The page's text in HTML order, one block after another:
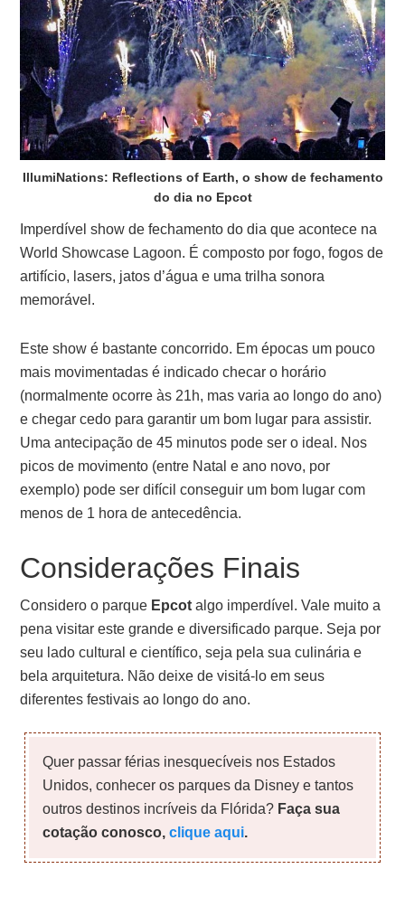
IllumiNations: Reflections of Earth, o show de fechamento
do dia no Epcot
Imperdível show de fechamento do dia que acontece na
World Showcase Lagoon. É composto por fogo, fogos de
artifício, lasers, jatos d’água e uma trilha sonora
memorável.
Este show é bastante concorrido. Em épocas um pouco
mais movimentadas é indicado checar o horário
(normalmente ocorre às 21h, mas varia ao longo do ano)
e chegar cedo para garantir um bom lugar para assistir.
Uma antecipação de 45 minutos pode ser o ideal. Nos
picos de movimento (entre Natal e ano novo, por
exemplo) pode ser difícil conseguir um bom lugar com
menos de 1 hora de antecedência.
Considerações Finais
Considero o parque Epcot algo imperdível. Vale muito a
pena visitar este grande e diversificado parque. Seja por
seu lado cultural e científico, seja pela sua culinária e
bela arquitetura. Não deixe de visitá-lo em seus
diferentes festivais ao longo do ano.
Quer passar férias inesquecíveis nos Estados
Unidos, conhecer os parques da Disney e tantos
outros destinos incríveis da Flórida? Faça sua
cotação conosco,clique aqui.